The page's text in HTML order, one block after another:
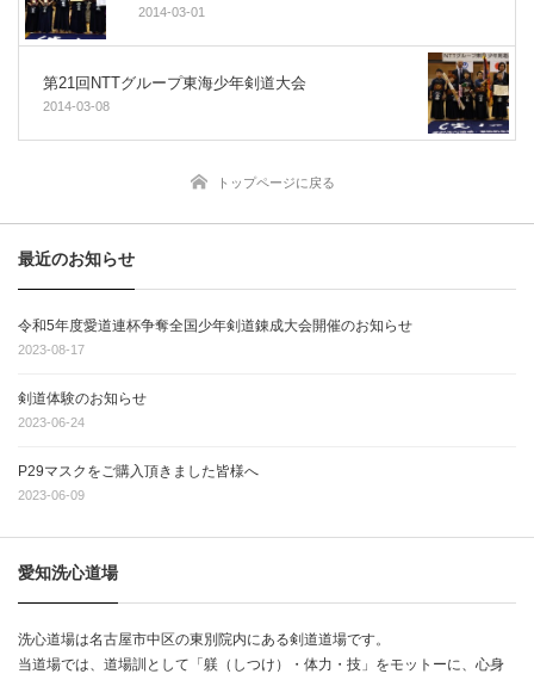
2014-03-01
第21回NTTグループ東海少年剣道大会
2014-03-08
トップページに戻る
最近のお知らせ
令和5年度愛道連杯争奪全国少年剣道錬成大会開催のお知らせ
2023-08-17
剣道体験のお知らせ
2023-06-24
P29マスクをご購入頂きました皆様へ
2023-06-09
愛知洗心道場
洗心道場は名古屋市中区の東別院内にある剣道道場です。
当道場では、道場訓として「躾（しつけ）・体力・技」をモットーに、心身